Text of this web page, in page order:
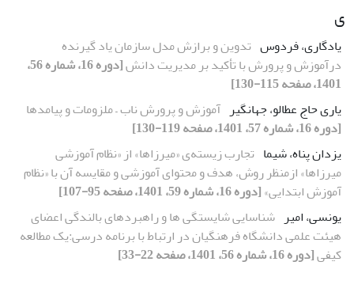
ی
یادگاری، فردوس تدوین و برازش مدل سازمان یاد گیرنده
درآموزش و پرورش با تأکید بر مدیریت دانش
[دوره 16، شماره 56،
1401، صفحه 115-130]
یاری حاج عطالو، جهانگیر آموزش و پرورش ناب – ملزومات و پیامدها
[دوره 16، شماره 57، 1401، صفحه 119-130]
یزدان پناه، شیما تجارب زیسته‌ی «میرزاها» از «نظام آموزشی
میرزاها» ازمنظر روش، هدف و محتوای آموزشی و مقایسه آن با «نظام
آموزش ابتدایی»[دوره 16، شماره 59، 1401، صفحه 95-107]
یونسی، امیر شناسایی شایستگی ها و راهبردهای بالندگی اعضای
هیئت علمی دانشگاه فرهنگیان در ارتباط با برنامه درسی:یک مطالعه
کیفی[دوره 16، شماره 56، 1401، صفحه 22-33]